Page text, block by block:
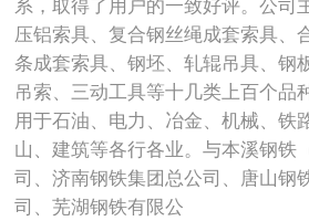
压铝索具、复合钢丝绳成套索具、
条成套索具、钢坯、轧辊吊具、钢
吊索、三动工具等十几类上百个品
用于石油、电力、冶金、机械、铁
山、建筑等各行各业。与本溪钢铁
司、济南钢铁集团总公司、唐山钢
司、芜湖钢铁有限公